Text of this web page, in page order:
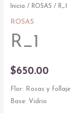
Inicio / ROSAS / R_1
ROSAS
R_1
$650.00
Flor: Rosas y follaje
Base: Vidrio